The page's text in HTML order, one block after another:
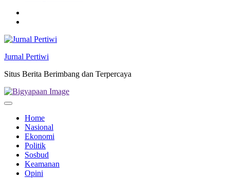
Jurnal Pertiwi
Situs Berita Berimbang dan Terpercaya
Home
Nasional
Ekonomi
Politik
Sosbud
Keamanan
Opini